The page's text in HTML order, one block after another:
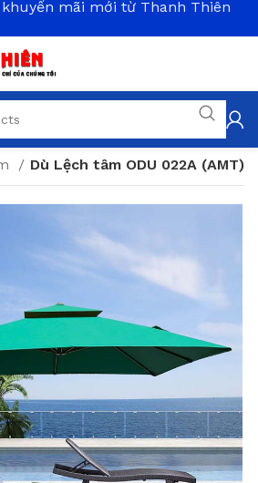
Dù Lệch tâm ODU 022A (AMT)
mãi mới từ Thanh Thiên